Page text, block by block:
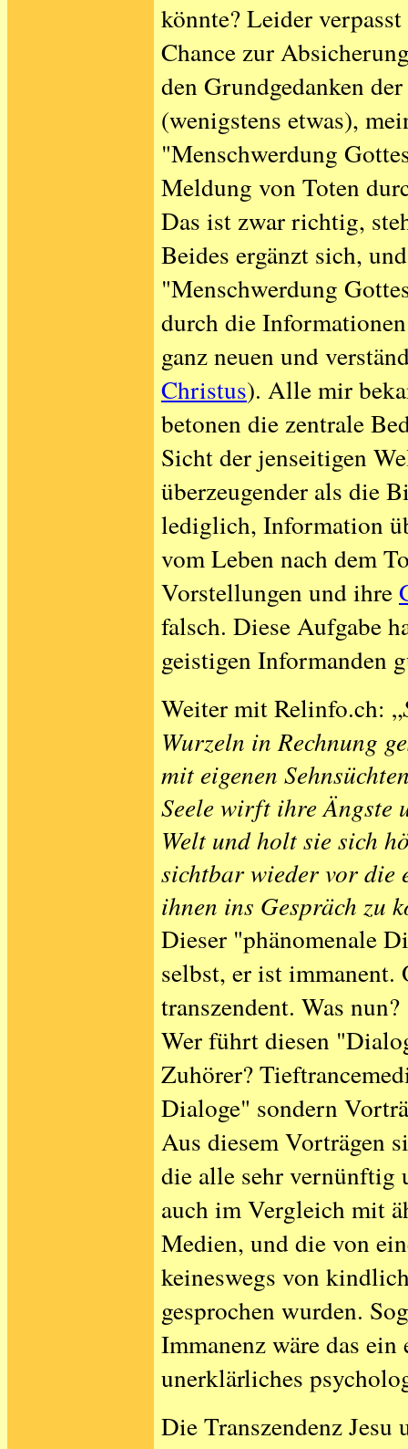
könnte? Leider
Chance zur
den Grundgedanken
(wenigstens etwas),
"Menschwerdung
Meldung von Toten
Das ist zwar richtig,
Beides ergänzt sich,
"Menschwerdung
durch die
ganz neuen und
Christus). Alle mir
betonen die zentrale
Sicht der jenseitigen
überzeugender als die
lediglich, Information
vom Leben nach dem
Vorstellungen und ihre
falsch. Diese Aufgabe
geistigen Informanden
Weiter mit Relinfo.ch: „
Wurzeln in Rechnung
mit eigenen
Seele wirft ihre Ängste
Welt und holt sie sich
sichtbar wieder vor die
ihnen ins Gespräch zu
Dieser "phänomenale
selbst, er ist immanent.
transzendent. Was nun?
Wer führt diesen
Zuhörer?
Dialoge" sondern
Aus diesem Vorträgen
die alle sehr
auch im Vergleich mit
Medien, und die von
keineswegs von
gesprochen wurden.
Immanenz wäre das
unerklärliches
Die Transzendenz